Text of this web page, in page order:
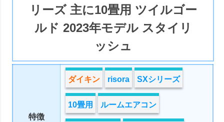
リーズ 主に10畳用 ツイルゴー
ルド 2023年モデル スタイリ
ッシュ
特徴
ダイキン risora SXシリーズ
10畳用 ルームエアコン